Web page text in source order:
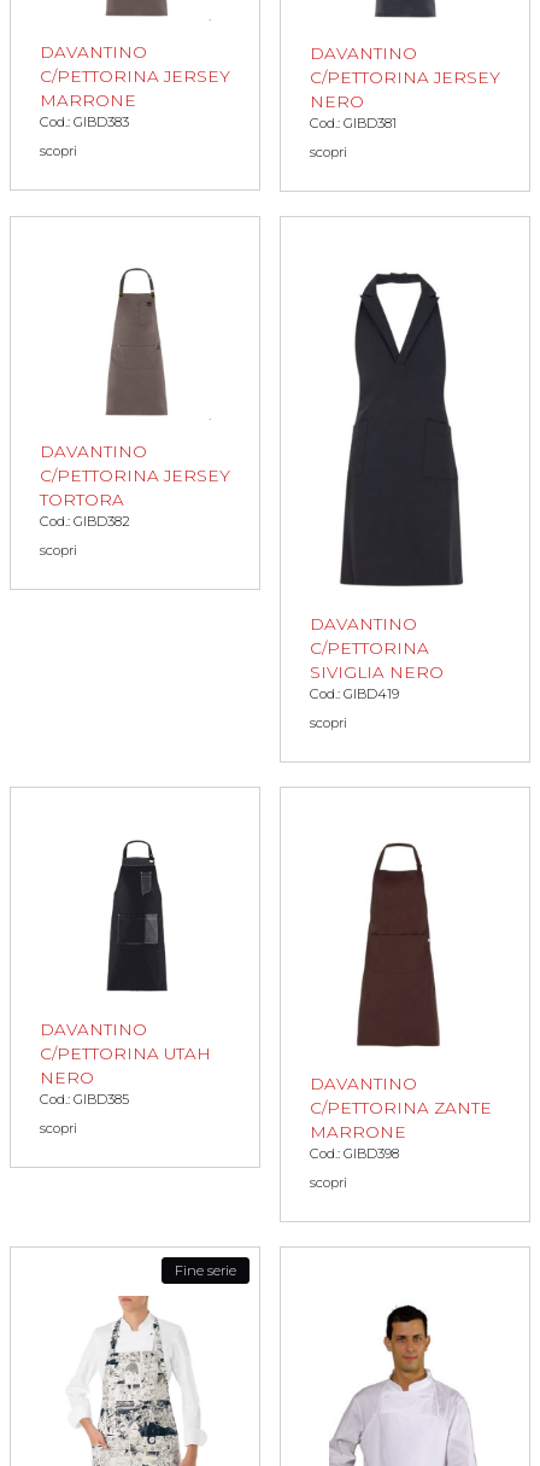
DAVANTINO
C/PETTORINA JERSEY
MARRONE
Cod.: GIBD383
scopri
DAVANTINO
C/PETTORINA JERSEY
NERO
Cod.: GIBD381
scopri
DAVANTINO
C/PETTORINA JERSEY
TORTORA
Cod.: GIBD382
scopri
DAVANTINO
C/PETTORINA
SIVIGLIA NERO
Cod.: GIBD419
scopri
DAVANTINO
C/PETTORINA UTAH
NERO
Cod.: GIBD385
scopri
DAVANTINO
C/PETTORINA ZANTE
MARRONE
Cod.: GIBD398
scopri
Fine serie